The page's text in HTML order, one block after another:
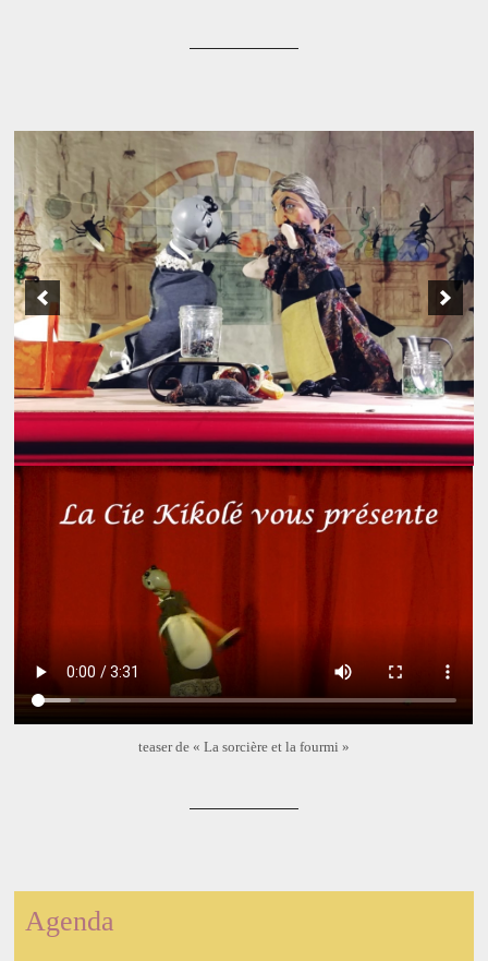
teaser de « La sorcière et la fourmi »
Agenda